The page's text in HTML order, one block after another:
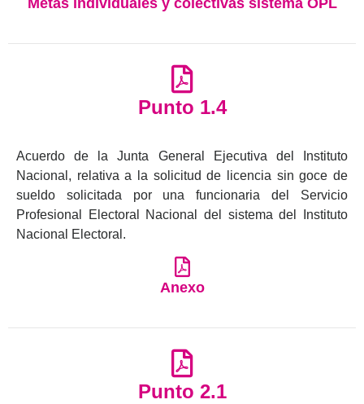
Metas individuales y colectivas sistema OPL
Punto 1.4
Acuerdo de la Junta General Ejecutiva del Instituto
Nacional, relativa a la solicitud de licencia sin goce de
sueldo solicitada por una funcionaria del Servicio
Profesional Electoral Nacional del sistema del Instituto
Nacional Electoral.
Anexo
Punto 2.1